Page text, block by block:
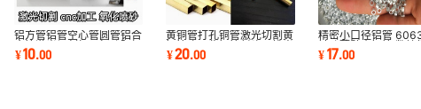
铝方管铝管空心管圆管铝合
金管激光切割加工打孔阳极
氧化角铝槽铝
¥10.00
黄铜管打孔铜管激光切割黄
铜管攻牙紫铜管封头开槽光
亮黄铜管加工
¥20.00
精密小口径铝管
针孔薄壁小铝管 数控
震抛6061硬质铝管
¥17.00